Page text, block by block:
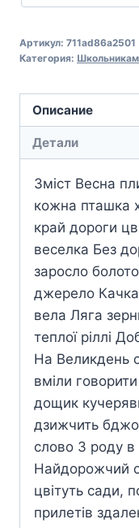
Артикул: 711ad86a2501
Категория:
Описание
Детали
Зміст Весна
кожна пташка
край дороги
веселка Без
заросло
джерело Качка
вела Ляга
теплої ріллі
На Великдень
вміли
дощик
дзижчить
слово З роду
Найдорожчий
цвітуть сади,
прилетів